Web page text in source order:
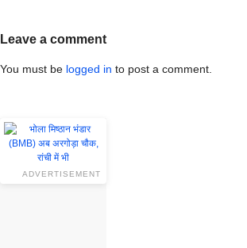
Leave a comment
You must be logged in to post a comment.
ADVERTISEMENT